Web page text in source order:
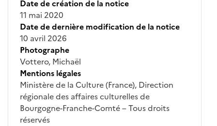
Date de création de la notice
11 mai 2020
Date de dernière modification de la notice
10 avril 2026
Photographe
Vottero, Michaël
Mentions légales
Ministère de la Culture (France), Direction
régionale des affaires culturelles de
Bourgogne-Franche-Comté – Tous droits
réservés